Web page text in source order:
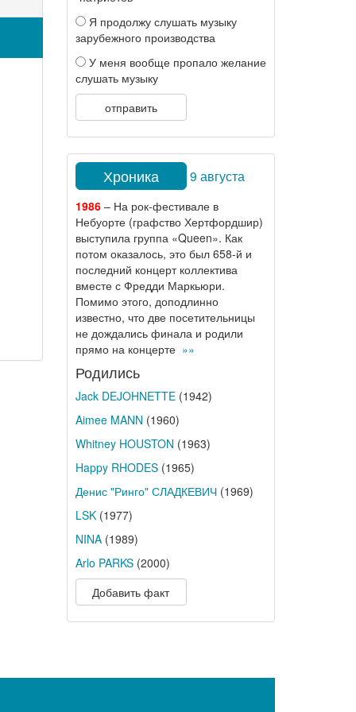
Я продолжу слушать музыку
зарубежного производства
У меня вообще пропало желание
слушать музыку
отправить
Хроника 9 августа
1986– На рок-фестивале в
Небуорте (графство Хертфордшир)
выступила группа «Queen». Как
потом оказалось, это был 658-й и
последний концерт коллектива
вместе с Фредди Маркьюри.
Помимо этого, доподлинно
известно, что две посетительницы
не дождались финала и родили
прямо на концерте »»
Родились
Jack DEJOHNETTE(1942)
Aimee MANN (1960)
Whitney HOUSTON (1963)
Happy RHODES(1965)
Денис "Ринго" СЛАДКЕВИЧ(1969)
LSK(1977)
NINA(1989)
Arlo PARKS(2000)
Добавить факт